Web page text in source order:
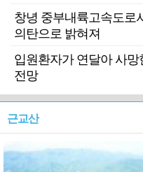
창녕 중부내륙고속도
의탄으로 밝혀져
입원환자가 연달아 사
전망
근교산